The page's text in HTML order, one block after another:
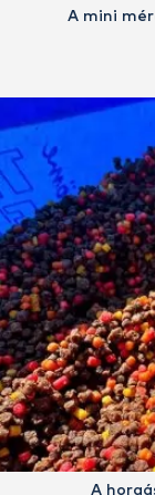
A mini
A